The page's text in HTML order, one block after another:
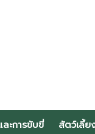
ะการขับขี่ สัตว์เลี้ย